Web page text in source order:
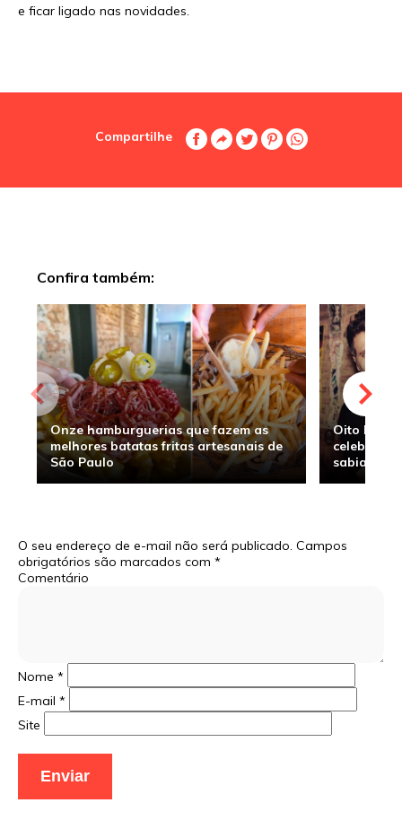
e ficar ligado nas novidades.
Compartilhe
Confira também:
Onze hamburguerias que fazem as
melhores batatas fritas artesanais de
São Paulo
Oito
sabia
O seu endereço de e-mail não será publicado. Campos
obrigatórios são marcados com *
Comentário
Nome *
E-mail *
Site